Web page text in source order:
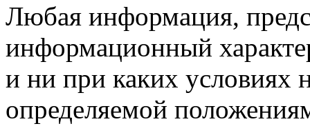
Любая информация,
информационный
и ни при каких условиях
определяемой